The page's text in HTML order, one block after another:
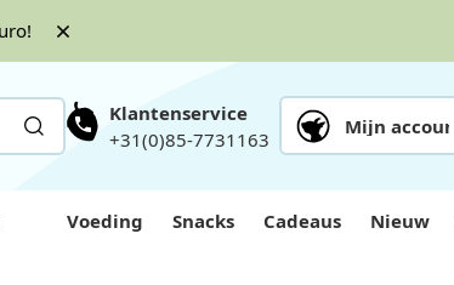
Mijn account
Klantenservice
+31(0)85-7731163
Voeding Snacks Cadeaus Nieuw